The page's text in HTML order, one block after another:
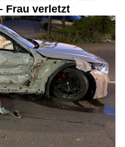
Frau verletzt